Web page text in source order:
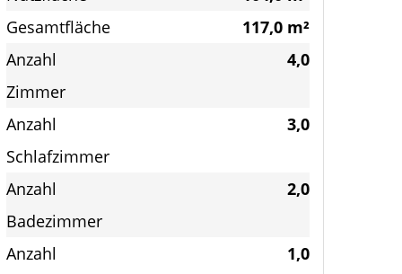
Gesamtfläche
117,0 m²
Anzahl
Zimmer
4,0
Anzahl
Schlafzimmer
3,0
Anzahl
Badezimmer
2,0
Anzahl
1,0